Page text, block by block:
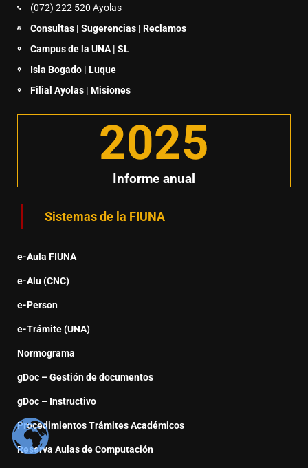
(072) 222 520 Ayolas
Consultas | Sugerencias | Reclamos
Campus de la UNA | SL
Isla Bogado | Luque
Filial Ayolas | Misiones
Informe anual
2025
Sistemas de la FIUNA
e-Aula FIUNA
e-Alu (CNC)
e-Person
e-Trámite (UNA)
Normograma
gDoc – Gestión de documentos
gDoc – Instructivo
Procedimientos Trámites Académicos
Reserva Aulas de Computación